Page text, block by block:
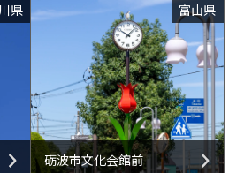
県
富山県
砺波市文化会館前